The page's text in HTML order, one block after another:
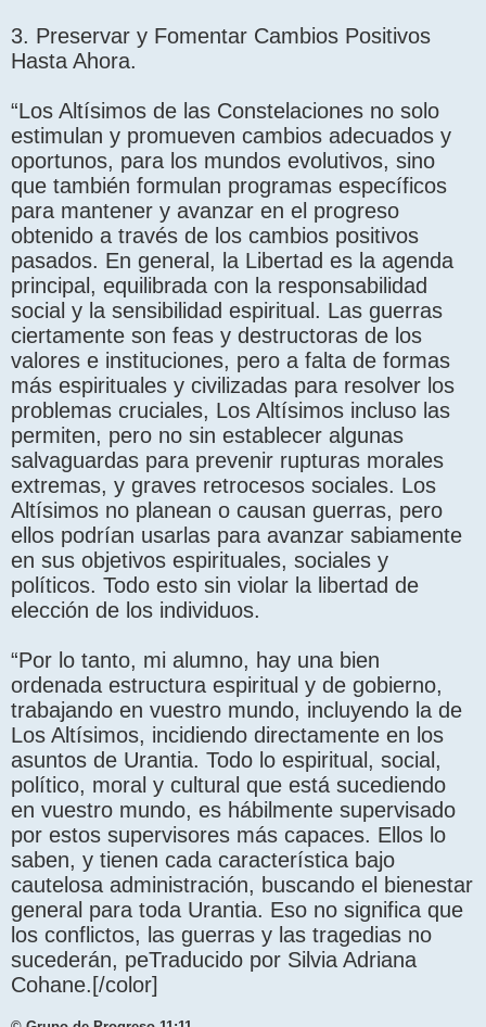
3. Preservar y Fomentar Cambios Positivos
Hasta Ahora.
“Los Altísimos de las Constelaciones no solo
estimulan y promueven cambios adecuados y
oportunos, para los mundos evolutivos, sino
que también formulan programas específicos
para mantener y avanzar en el progreso
obtenido a través de los cambios positivos
pasados. En general, la Libertad es la agenda
principal, equilibrada con la responsabilidad
social y la sensibilidad espiritual. Las guerras
ciertamente son feas y destructoras de los
valores e instituciones, pero a falta de formas
más espirituales y civilizadas para resolver los
problemas cruciales, Los Altísimos incluso las
permiten, pero no sin establecer algunas
salvaguardas para prevenir rupturas morales
extremas, y graves retrocesos sociales. Los
Altísimos no planean o causan guerras, pero
ellos podrían usarlas para avanzar sabiamente
en sus objetivos espirituales, sociales y
políticos. Todo esto sin violar la libertad de
elección de los individuos.
“Por lo tanto, mi alumno, hay una bien
ordenada estructura espiritual y de gobierno,
trabajando en vuestro mundo, incluyendo la de
Los Altísimos, incidiendo directamente en los
asuntos de Urantia. Todo lo espiritual, social,
político, moral y cultural que está sucediendo
en vuestro mundo, es hábilmente supervisado
por estos supervisores más capaces. Ellos lo
saben, y tienen cada característica bajo
cautelosa administración, buscando el bienestar
general para toda Urantia. Eso no significa que
los conflictos, las guerras y las tragedias no
sucederán, peTraducido por Silvia Adriana
Cohane.[/color]